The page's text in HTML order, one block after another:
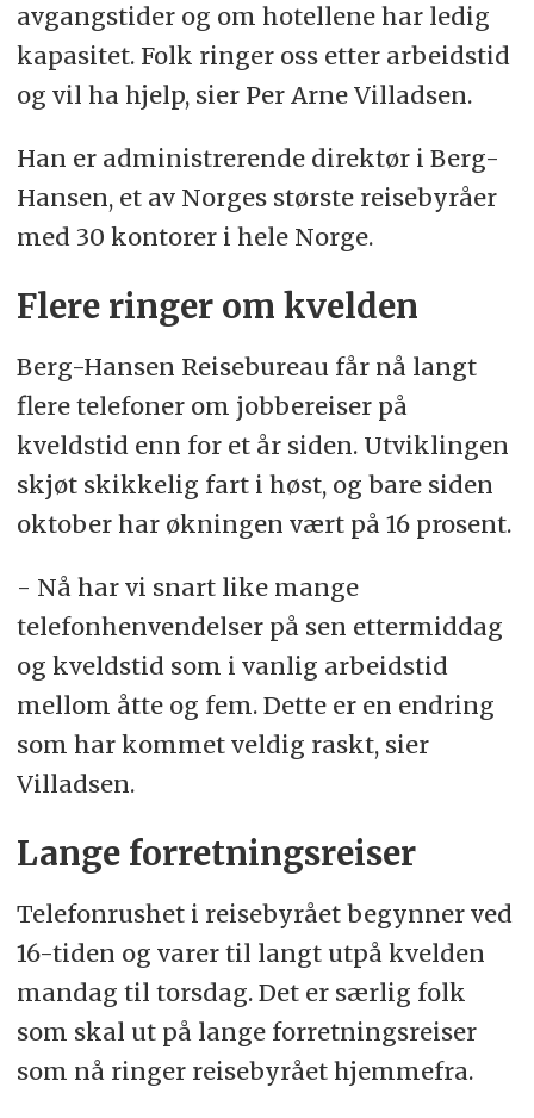
avgangstider og om hotellene har ledig
kapasitet. Folk ringer oss etter arbeidstid
og vil ha hjelp, sier Per Arne Villadsen.
Han er administrerende direktør i Berg-
Hansen, et av Norges største reisebyråer
med 30 kontorer i hele Norge.
Flere ringer om kvelden
Berg-Hansen Reisebureau får nå langt
flere telefoner om jobbereiser på
kveldstid enn for et år siden. Utviklingen
skjøt skikkelig fart i høst, og bare siden
oktober har økningen vært på 16 prosent.
- Nå har vi snart like mange
telefonhenvendelser på sen ettermiddag
og kveldstid som i vanlig arbeidstid
mellom åtte og fem. Dette er en endring
som har kommet veldig raskt, sier
Villadsen.
Lange forretningsreiser
Telefonrushet i reisebyrået begynner ved
16-tiden og varer til langt utpå kvelden
mandag til torsdag. Det er særlig folk
som skal ut på lange forretningsreiser
som nå ringer reisebyrået hjemmefra.